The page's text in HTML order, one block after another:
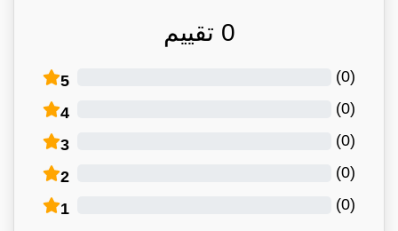
0 تقييم
5 (
0
)
4 (
0
)
3 (
0
)
2 (
0
)
1 (
0
)